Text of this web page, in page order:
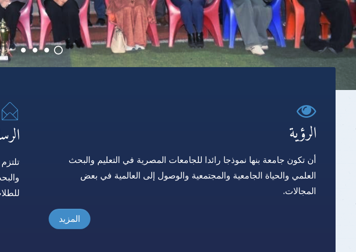
الرؤية
أن تكون جامعة بنها نموذجا رائدا للجامعات المصرية في التعليم والبحث
العلمي والحياة الجامعية والمجتمعية والوصول إلى العالمية في بعض
المجالات.
المزيد